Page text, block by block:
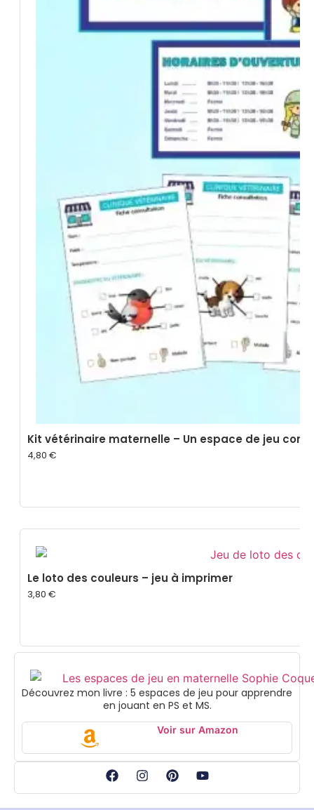
Kit vétérinaire maternelle – Un espace de jeu
4,80 €
Le loto des couleurs – jeu à imprimer
3,80 €
Découvrez mon livre : 5 espaces de jeu pour apprendre
en jouant en PS et MS.
Voir sur Amazon